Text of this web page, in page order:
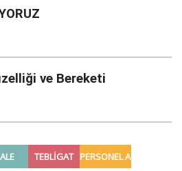
ve Bereketi